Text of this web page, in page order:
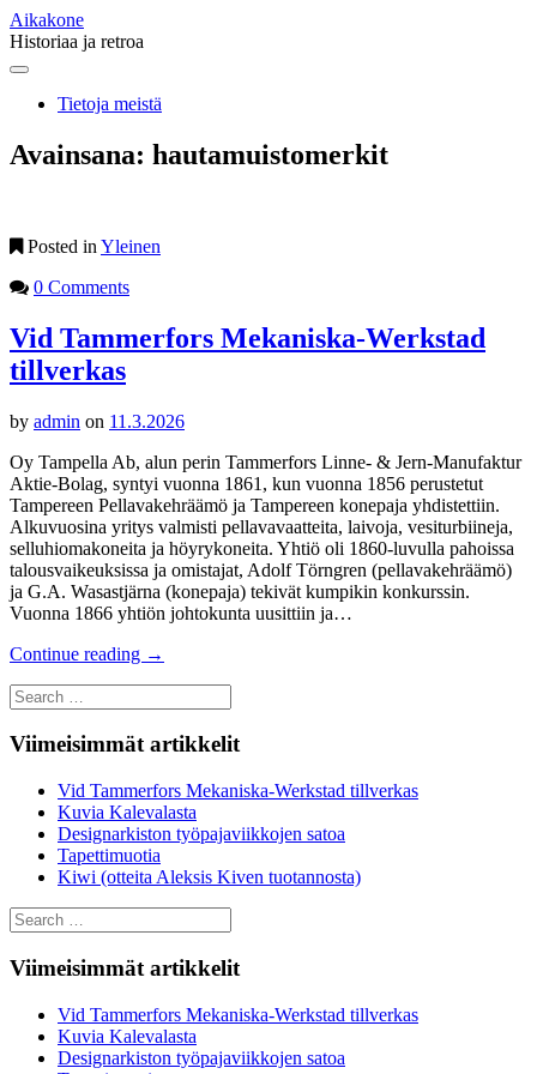
Aikakone
Historiaa ja retroa
Main
Skip
contentTietoja meistä
Avainsana: hautamuistomerkit
Posted in Yleinen
0 Comments
Vid Tammerfors Mekaniska-Werkstad
tillverkas
by admin on 11.3.2026
Oy Tampella Ab, alun perin Tammerfors Linne- & Jern-Manufaktur
Aktie-Bolag, syntyi vuonna 1861, kun vuonna 1856 perustetut
Tampereen Pellavakehräämö ja Tampereen konepaja yhdistettiin.
Alkuvuosina yritys valmisti pellavavaatteita, laivoja, vesiturbiineja,
selluhiomakoneita ja höyrykoneita. Yhtiö oli 1860-luvulla pahoissa
talousvaikeuksissa ja omistajat, Adolf Törngren (pellavakehräämö)
ja G.A. Wasastjärna (konepaja) tekivät kumpikin konkurssin.
Vuonna 1866 yhtiön johtokunta uusittiin ja…
Continue reading →
Search
for:
Viimeisimmät artikkelit
Vid Tammerfors Mekaniska-Werkstad tillverkas
Kuvia Kalevalasta
Designarkiston työpajaviikkojen satoa
Tapettimuotia
Kiwi (otteita Aleksis Kiven tuotannosta)
Search
for:
Viimeisimmät artikkelit
Vid Tammerfors Mekaniska-Werkstad tillverkas
Kuvia Kalevalasta
Designarkiston työpajaviikkojen satoa